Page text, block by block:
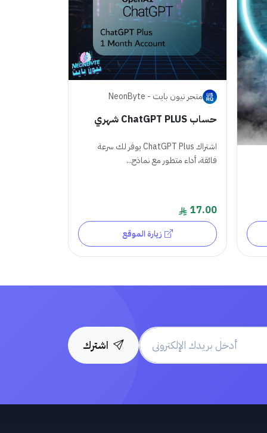
متجر نيون بايت - NeonByte
حساب ChatGPT PLUS شهري
اشتراك ChatGPT Plus يوفر لك سرعة
فائقة، أداء متطور مع نماذج...
17.00
زيارة الموقع
اشترك